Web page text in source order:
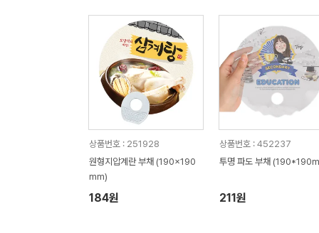
상품번호 : 251928
원형지압계란 부채 (190x190
mm)
184원
상품번호 : 452237
투명 파도 부채
211원